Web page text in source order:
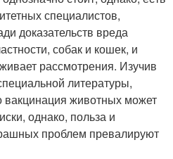
специалистов,
доказательств вреда
собак и кошек, и
рассмотрения. Изучив
литературы,
вакцинация животных может
однако, польза и
проблем превалируют